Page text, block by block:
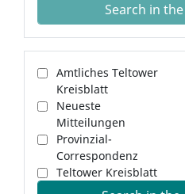
Search in
Amtliches Teltower
Kreisblatt
Neueste
Mitteilungen
Provinzial-
Correspondenz
Teltower Kreisblatt